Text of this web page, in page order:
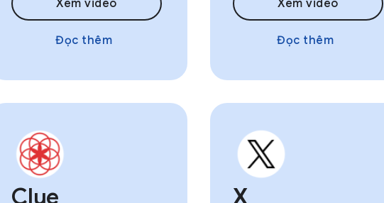
Xem video
Đọc thêm
Xem video
Đọc thêm
Clue X